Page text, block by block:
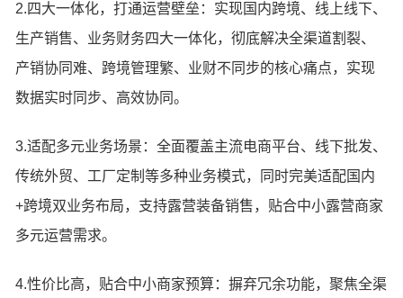
2.四大一体化，打通运营壁垒：实现国内跨境、线上线下、
生产销售、业务财务四大一体化，彻底解决全渠道割裂、
产销协同难、跨境管理繁、业财不同步的核心痛点，实现
数据实时同步、高效协同。
3.适配多元业务场景：全面覆盖主流电商平台、线下批发、
传统外贸、工厂定制等多种业务模式，同时完美适配国内
+跨境双业务布局，支持露营装备销售，贴合中小露营商家
多元运营需求。
4.性价比高，贴合中小商家预算：摒弃冗余功能，聚焦全渠